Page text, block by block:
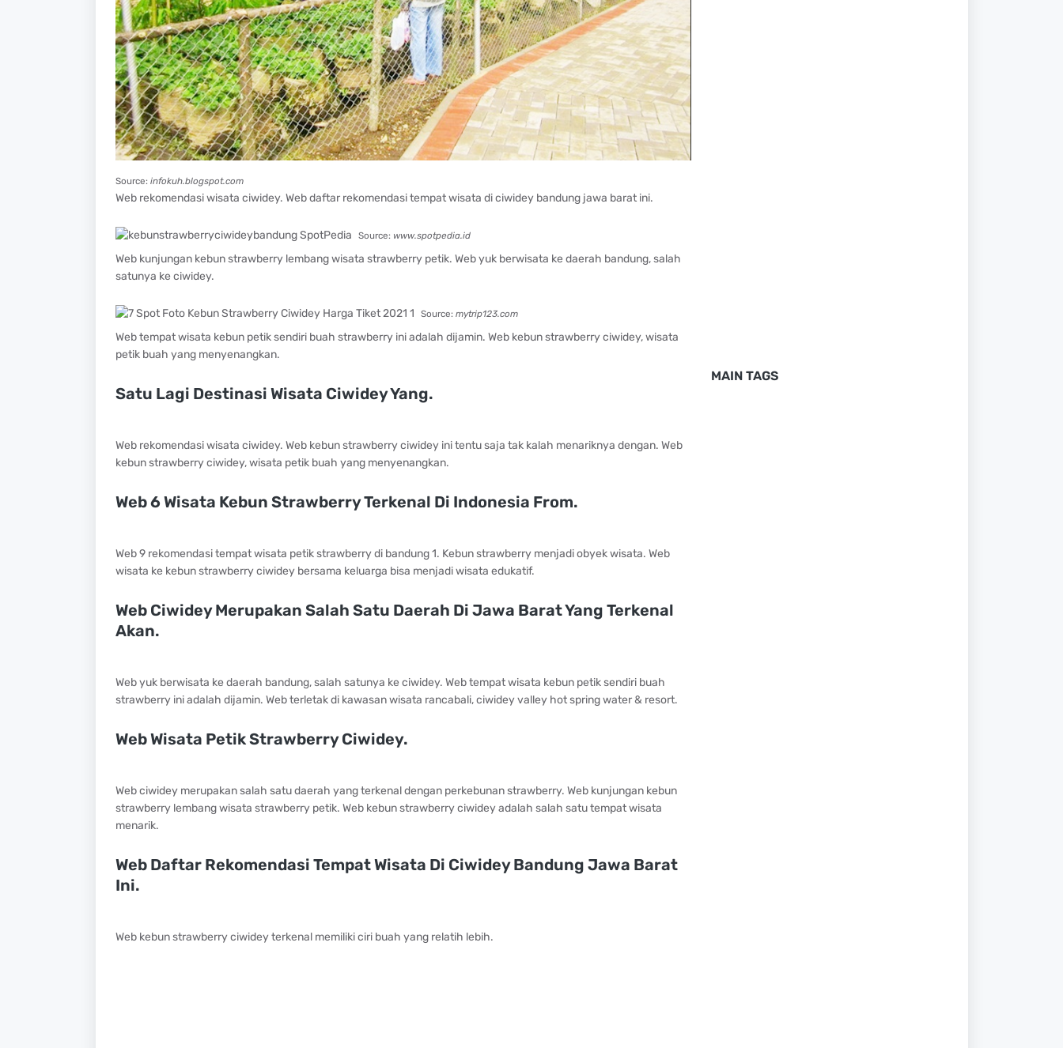
Source: infokuh.blogspot.com
Web rekomendasi wisata ciwidey. Web daftar rekomendasi tempat wisata di ciwidey bandung jawa barat ini.
Source: www.spotpedia.id
Web kunjungan kebun strawberry lembang wisata strawberry petik. Web yuk berwisata ke daerah bandung, salah
satunya ke ciwidey.
Source: mytrip123.com
Web tempat wisata kebun petik sendiri buah strawberry ini adalah dijamin. Web kebun strawberry ciwidey, wisata
petik buah yang menyenangkan.
Satu Lagi Destinasi Wisata Ciwidey Yang.
Web rekomendasi wisata ciwidey. Web kebun strawberry ciwidey ini tentu saja tak kalah menariknya dengan. Web
kebun strawberry ciwidey, wisata petik buah yang menyenangkan.
Web 6 Wisata Kebun Strawberry Terkenal Di Indonesia From.
Web 9 rekomendasi tempat wisata petik strawberry di bandung 1. Kebun strawberry menjadi obyek wisata. Web
wisata ke kebun strawberry ciwidey bersama keluarga bisa menjadi wisata edukatif.
Web Ciwidey Merupakan Salah Satu Daerah Di Jawa Barat Yang Terkenal
Akan.
Web yuk berwisata ke daerah bandung, salah satunya ke ciwidey. Web tempat wisata kebun petik sendiri buah
strawberry ini adalah dijamin. Web terletak di kawasan wisata rancabali, ciwidey valley hot spring water & resort.
Web Wisata Petik Strawberry Ciwidey.
Web ciwidey merupakan salah satu daerah yang terkenal dengan perkebunan strawberry. Web kunjungan kebun
strawberry lembang wisata strawberry petik. Web kebun strawberry ciwidey adalah salah satu tempat wisata
menarik.
Web Daftar Rekomendasi Tempat Wisata Di Ciwidey Bandung Jawa Barat
Ini.
Web kebun strawberry ciwidey terkenal memiliki ciri buah yang relatih lebih.
MAIN TAGS